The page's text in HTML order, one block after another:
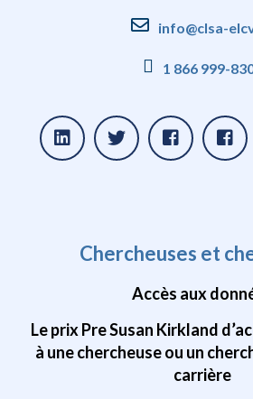
info@clsa-
1 866 999-
Chercheuses et
Accès aux
Le prix Pre Susan Kirkland
à une chercheuse ou un
carrière